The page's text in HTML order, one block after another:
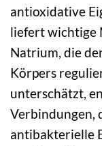
antioxidative
liefert wichtige
Natrium, die
Körpers
unterschätzt,
Verbindungen,
antibakterielle